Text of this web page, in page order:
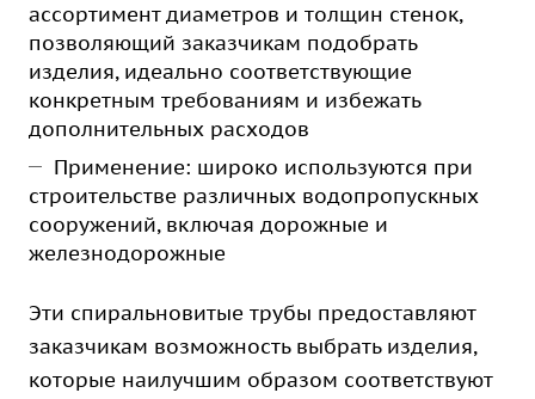
ассортимент диаметров и толщин стенок,
позволяющий заказчикам подобрать
изделия, идеально соответствующие
конкретным требованиям и избежать
дополнительных расходов
Применение: широко используются при
строительстве различных водопропускных
сооружений, включая дорожные и
железнодорожные
Эти спиральновитые трубы предоставляют
заказчикам возможность выбрать изделия,
которые наилучшим образом соответствуют